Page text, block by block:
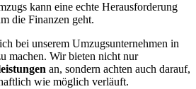
kann eine echte Herausforderung
die Finanzen geht.
bei unserem Umzugsunternehmen in
machen. Wir bieten nicht nur
an, sondern achten auch darauf,
wie möglich verläuft.